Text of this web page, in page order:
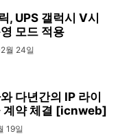
, UPS 갤럭시 V시
모드 적용
월 24일
다년간의 IP 라이
계약 체결 [icnweb]
19일